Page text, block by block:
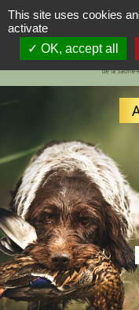
This site uses cookies
activate
OK, accept all